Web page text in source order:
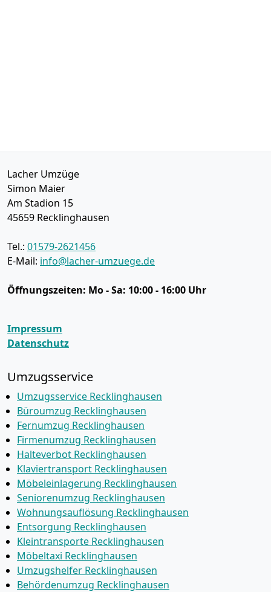
Lacher Umzüge
Simon Maier
Am Stadion 15
45659 Recklinghausen
Tel.: 01579-2621456
E-Mail: info@lacher-umzuege.de
Öffnungszeiten: Mo - Sa: 10:00 - 16:00 Uhr
Impressum
Datenschutz
Umzugsservice
Umzugsservice Recklinghausen
Büroumzug Recklinghausen
Fernumzug Recklinghausen
Firmenumzug Recklinghausen
Halteverbot Recklinghausen
Klaviertransport Recklinghausen
Möbeleinlagerung Recklinghausen
Seniorenumzug Recklinghausen
Wohnungsauflösung Recklinghausen
Entsorgung Recklinghausen
Kleintransporte Recklinghausen
Möbeltaxi Recklinghausen
Umzugshelfer Recklinghausen
Behördenumzug Recklinghausen